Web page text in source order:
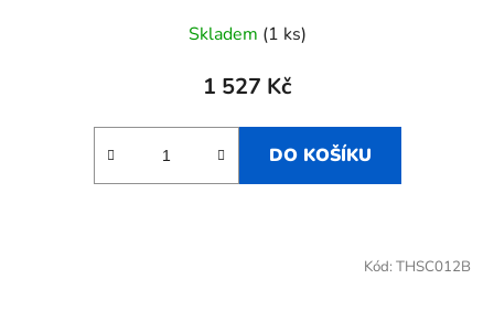
Skladem (1 ks)
1 527 Kč
DO KOŠÍKU
Kód: THSC012B